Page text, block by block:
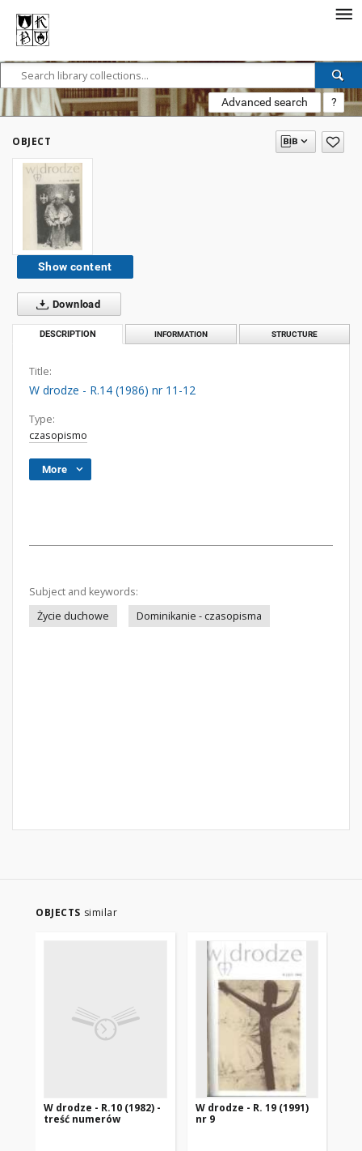
Advanced search ?
OBJECT
Show content
Download
DESCRIPTION INFORMATION STRUCTURE
Title:
W drodze - R.14 (1986) nr 11-12
Type:
czasopismo
More
Subject and keywords:
Życie duchowe
Dominikanie - czasopisma
OBJECTS similar
W drodze - R.10 (1982) -
treść numerów
W drodze - R. 19 (1991)
nr 9